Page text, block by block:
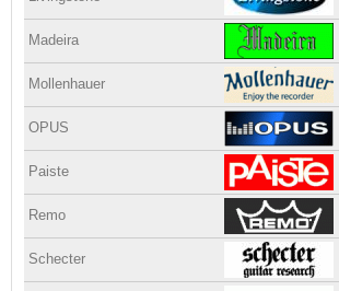
Madeira
Mollenhauer
OPUS
Paiste
Remo
Schecter